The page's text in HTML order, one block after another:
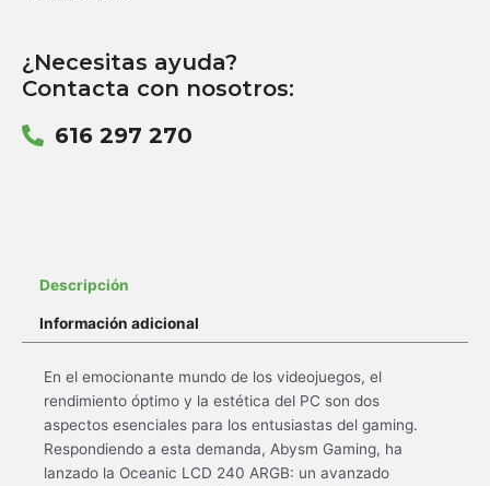
¿Necesitas ayuda?
Contacta con nosotros:
616 297 270
Descripción
Información adicional
En el emocionante mundo de los videojuegos, el
rendimiento óptimo y la estética del PC son dos
aspectos esenciales para los entusiastas del gaming.
Respondiendo a esta demanda, Abysm Gaming, ha
lanzado la Oceanic LCD 240 ARGB: un avanzado